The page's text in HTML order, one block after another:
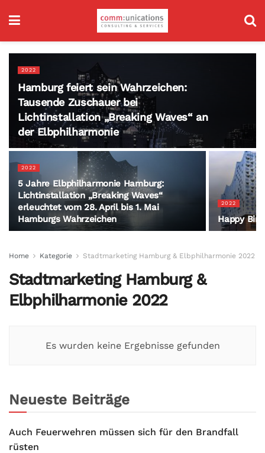
2022
Hamburg feiert sein Wahrzeichen:
Tausende Zuschauer bei
Lichtinstallation „Breaking Waves“ an
der Elbphilharmonie
2022
5 Jahre Elbphilharmonie Hamburg:
Lichtinstallation „Breaking Waves“
erleuchtet vom 28. April bis 1. Mai
Hamburgs Wahrzeichen
2022
Happy
Home Kategorie Stadtmarketing Hamburg & Elbphilharmonie 2022
Stadtmarketing Hamburg &
Elbphilharmonie 2022
Es wurden keine Ergebnisse gefunden
Neueste Beiträge
Auch Feuerwehren müssen sich für den Brandfall
rüsten